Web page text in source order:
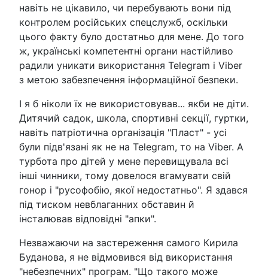
навіть не цікавило, чи перебувають вони під
контролем російських спецслужб, оскільки
цього факту було достатньо для мене. До того
ж, українські компетентні органи настійливо
радили уникати використання Telegram і Viber
з метою забезпечення інформаційної безпеки.
І я б ніколи їх не використовував... якби не діти.
Дитячий садок, школа, спортивні секції, гуртки,
навіть патріотична організація "Пласт" - усі
були підв'язані як не на Telegram, то на Viber. А
турбота про дітей у мене перевищувала всі
інші чинники, тому довелося вгамувати свій
гонор і "русофобію, якої недостатньо". Я здався
під тиском невблаганних обставин й
інсталював відповідні "апки".
Незважаючи на застереження самого Кирила
Буданова, я не відмовився від використання
"небезпечних" програм. "Що такого може